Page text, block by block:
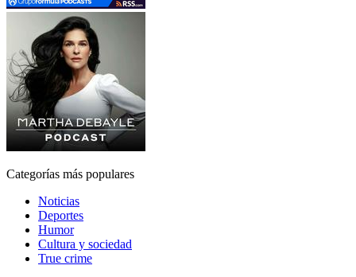
Categorías más populares
Noticias
Deportes
Humor
Cultura y sociedad
True crime